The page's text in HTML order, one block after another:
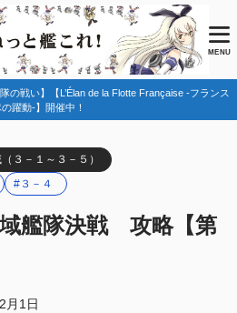
MENU
の戦い】【L’Élan de la Flotte Française -フランス
躍動-】開催中！
３－１～３－５）
#３－４
艦隊決戦 攻略【第
月1日
えよう